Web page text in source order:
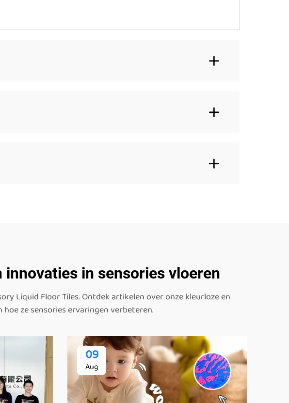
in sensories vloeren
Liquid Floor Tiles. Ontdek artikelen over onze kleurloze en
ze sensories ervaringen verbeteren.
09
Aug